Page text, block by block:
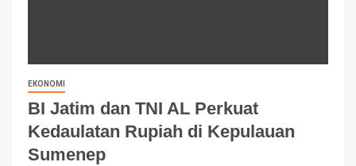
EKONOMI
BI Jatim dan TNI AL Perkuat
Kedaulatan Rupiah di Kepulauan
Sumenep